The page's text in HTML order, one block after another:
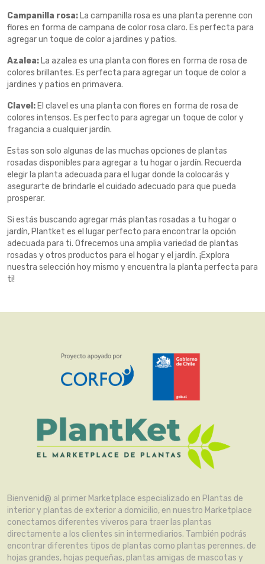
Campanilla rosa: La campanilla rosa es una planta perenne con
flores en forma de campana de color rosa claro. Es perfecta para
agregar un toque de color a jardines y patios.
Azalea: La azalea es una planta con flores en forma de rosa de
colores brillantes. Es perfecta para agregar un toque de color a
jardines y patios en primavera.
Clavel: El clavel es una planta con flores en forma de rosa de
colores intensos. Es perfecto para agregar un toque de color y
fragancia a cualquier jardín.
Estas son solo algunas de las muchas opciones de plantas
rosadas disponibles para agregar a tu hogar o jardín. Recuerda
elegir la planta adecuada para el lugar donde la colocarás y
asegurarte de brindarle el cuidado adecuado para que pueda
prosperar.
Si estás buscando agregar más plantas rosadas a tu hogar o
jardín, Plantket es el lugar perfecto para encontrar la opción
adecuada para ti. Ofrecemos una amplia variedad de plantas
rosadas y otros productos para el hogar y el jardín. ¡Explora
nuestra selección hoy mismo y encuentra la planta perfecta para
ti!
Bienvenid@ al primer Marketplace especializado en Plantas de
interior y plantas de exterior a domicilio, en nuestro Marketplace
conectamos diferentes viveros para traer las plantas
directamente a los clientes sin intermediarios. También podrás
encontrar diferentes tipos de plantas como plantas perennes, de
hojas grandes, hojas pequeñas, plantas amigas de mascotas y